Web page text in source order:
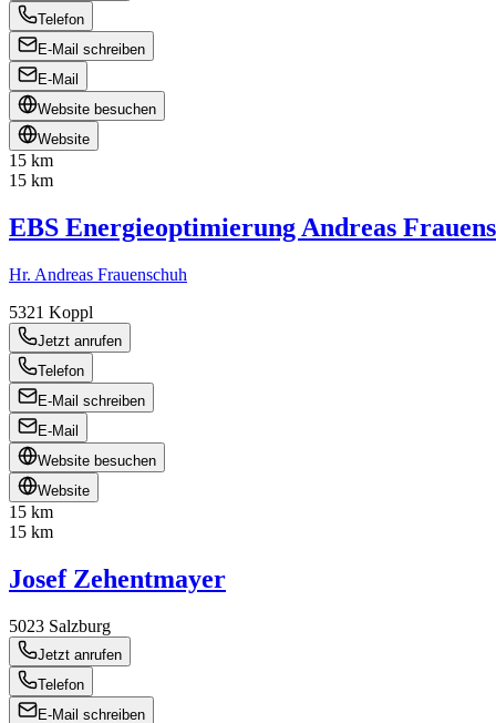
Telefon
E-Mail schreiben
E-Mail
Website besuchen
Website
15 km
15 km
EBS Energieoptimierung Andreas
Hr. Andreas Frauenschuh
5321 Koppl
Jetzt anrufen
Telefon
E-Mail schreiben
E-Mail
Website besuchen
Website
15 km
15 km
Josef Zehentmayer
5023 Salzburg
Jetzt anrufen
Telefon
E-Mail schreiben